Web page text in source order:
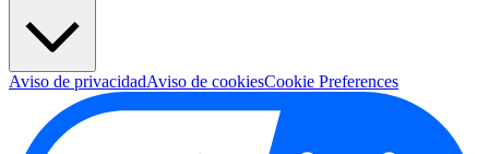
Aviso de privacidadAviso de cookiesCookie Preferences